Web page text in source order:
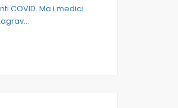
COVID. Ma i medici